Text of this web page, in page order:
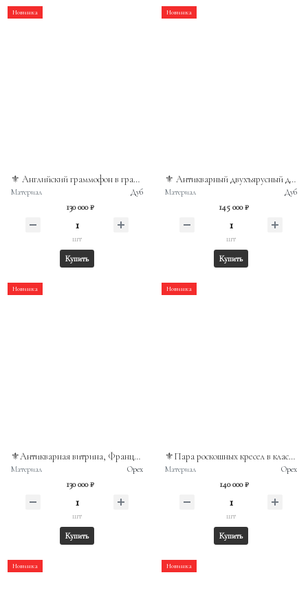
Новинка
⚜️ Английский граммофон в граммофонной тумбе марки Dulcetto (Made in England) с фирменным логотипом в виде попугая
Материал Дуб
130 000 ₽
шт
Купить
Новинка
⚜️ Антикварный двухъярусный дубовый буфет-сервант в стиле неоренессанс (конец XIX в.)
Материал Дуб
145 000 ₽
шт
Купить
Новинка
⚜️Антикварная витрина, Франция конец XIX века, массив ореха
Материал Орех
130 000 ₽
шт
Купить
Новинка
⚜️Пара роскошных кресел в классическом стиле Неорококо с массивным каркасом из ореха
Материал Орех
140 000 ₽
шт
Купить
Новинка Новинка